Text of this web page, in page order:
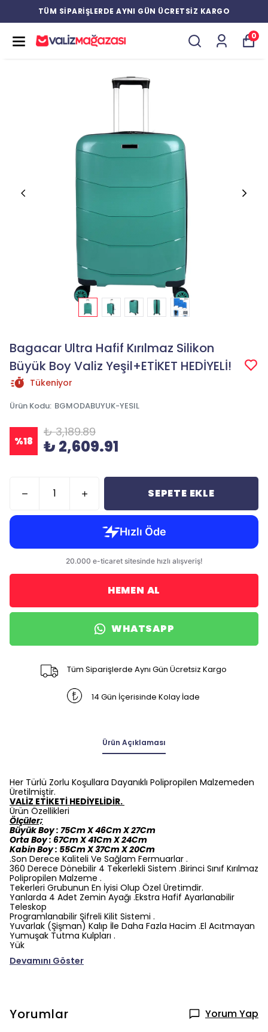
TÜM SİPARİŞLERDE AYNI GÜN ÜCRETSİZ KARGO
0
Bagacar Ultra Hafif Kırılmaz Silikon
Büyük Boy Valiz Yeşil+ETİKET HEDİYELİ!
Tükeniyor
Ürün Kodu: BGMODABUYUK-YESIL
%18
₺ 3,189.89
₺ 2,609.91
SEPETE EKLE
HEMEN AL
WHATSAPP
Tüm Siparişlerde Aynı Gün Ücretsiz Kargo
14 Gün İçerisinde Kolay İade
Ürün Açıklaması
Her Türlü Zorlu Koşullara Dayanıklı Polipropilen Malzemeden
Üretilmiştir.
VALİZ ETİKETİ HEDİYELİDİR.
Ürün Özellikleri
Ölçüler;
Büyük Boy : 75Cm X 46Cm X 27Cm
Orta Boy : 67Cm X 41Cm X 24Cm
Kabin Boy : 55Cm X 37Cm X 20Cm
.Son Derece Kaliteli Ve Sağlam Fermuarlar .
360 Derece Dönebilir 4 Tekerlekli Sistem .Birinci Sınıf Kırılmaz
Polipropilen Malzeme .
Tekerleri Grubunun En İyisi Olup Özel Üretimdir.
Yanlarda 4 Adet Zemin Ayağı .Ekstra Hafif Ayarlanabilir
Teleskop
Programlanabilir Şifreli Kilit Sistemi .
Yuvarlak (Şişman) Kalıp İle Daha Fazla Hacim .El Acıtmayan
Yumuşak Tutma Kulpları .
Yük
Devamını Göster
Yorumlar Yorum Yap